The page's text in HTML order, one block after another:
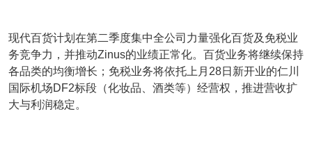
现代百货计划在第二季度集中全公司力量强化百货及免税业
务竞争力，并推动Zinus的业绩正常化。百货业务将继续保持
各品类的均衡增长；免税业务将依托上月28日新开业的仁川
国际机场DF2标段（化妆品、酒类等）经营权，推进营收扩
大与利润稳定。